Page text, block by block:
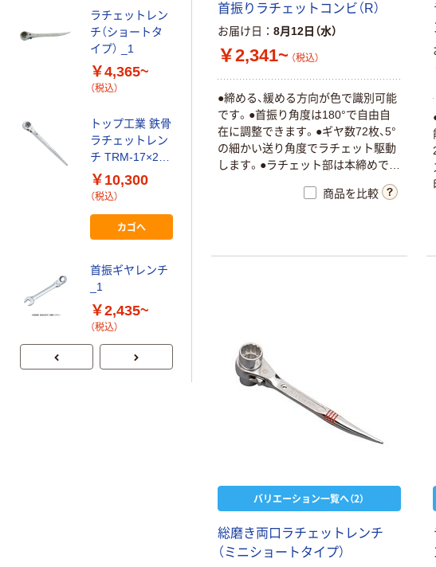
首振りラチェットコンビ（R）
お届け日 8月12日（水）
￥2,341~ （税込）
●締める、緩める方向が色で識別可能
です。●首振り角度は180°で自由自
在に調整できます。●ギヤ数72枚、5°
の細かい送り角度でラチェット駆動
します。●ラチェット部は本締めでき
商品を比較
バリエーション一覧へ（2）
総磨き両口ラチェットレンチ
（ミニショートタイプ）
ラチェットレン
チ（ショートタ
イプ） _1
￥4,365~
（税込）
トップ工業 鉄骨
ラチェットレン
チ TRM-17×21
1個（直送品）
￥10,300
（税込）
カゴへ
首振ギヤレンチ
_1
￥2,435~
（税込）
ンチ(5WAY型)
EA602AM-1 1本
￥5,025 （税込）
カゴへ
スエカゲツール
（SUEKAGE
TOOL） スエカ
ゲ スーパーテン
丁（直送品）